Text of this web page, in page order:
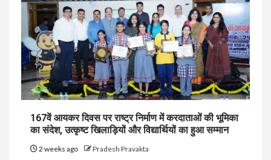
167वें आयकर दिवस पर राष्ट्र निर्माण में करदाताओं की भूमिका
का संदेश, उत्कृष्ट खिलाड़ियों और विद्यार्थियों का हुआ सम्मान
2 weeks ago Pradesh Pravakta